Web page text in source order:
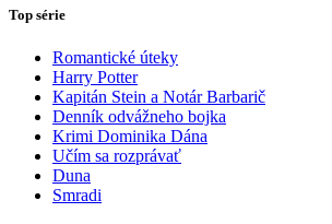
Top série
Romantické úteky
Harry Potter
Kapitán Stein a Notár Barbarič
Denník odvážneho bojka
Krimi Dominika Dána
Učím sa rozprávať
Duna
Smradi